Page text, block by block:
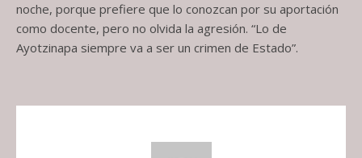
noche, porque prefiere que lo conozcan por su aportación
como docente, pero no olvida la agresión. “Lo de
Ayotzinapa siempre va a ser un crimen de Estado”.